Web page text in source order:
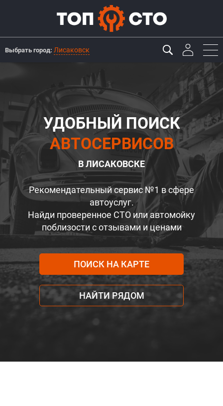
Выбрать город: Лисаковск
УДОБНЫЙ ПОИСК
АВТОСЕРВИСОВ
В ЛИСАКОВСКЕ
Рекомендательный сервис №1 в сфере
автоуслуг.
Найди проверенное СТО или автомойку
поблизости с отзывами и ценами
ПОИСК НА КАРТЕ
НАЙТИ РЯДОМ